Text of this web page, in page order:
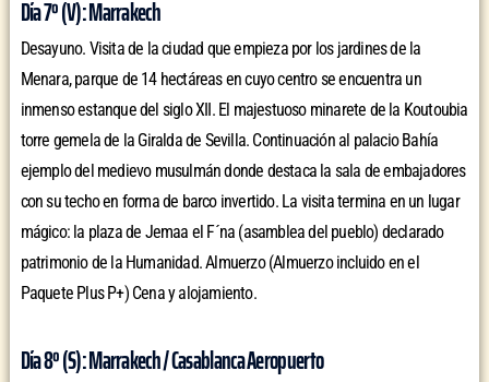
Día 7º (V): Marrakech
Desayuno. Visita de la ciudad que empieza por los jardines de la
Menara, parque de 14 hectáreas en cuyo centro se encuentra un
inmenso estanque del siglo XII. El majestuoso minarete de la Koutoubia
torre gemela de la Giralda de Sevilla. Continuación al palacio Bahía
ejemplo del medievo musulmán donde destaca la sala de embajadores
con su techo en forma de barco invertido. La visita termina en un lugar
mágico: la plaza de Jemaa el F´na (asamblea del pueblo) declarado
patrimonio de la Humanidad. Almuerzo (Almuerzo incluido en el
Paquete Plus P+) Cena y alojamiento.
Día 8º (S): Marrakech / Casablanca Aeropuerto